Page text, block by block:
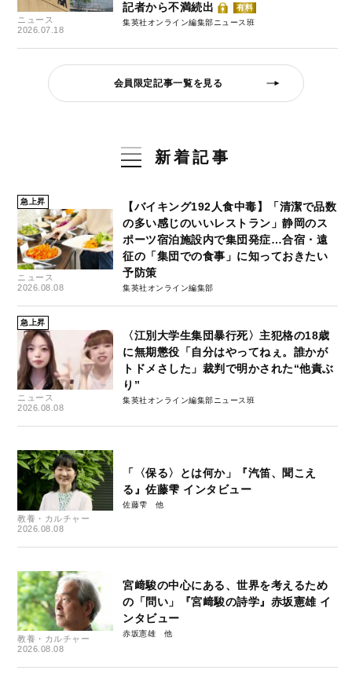
ニュース
2026.07.18
記者から不満続出
有料
集英社オンライン編集部ニュース班
会員限定記事一覧を見る
新着記事
急上昇
ニュース
2026.08.08
【バイキング192人食中毒】「清潔で品数
の多い感じのいいレストラン」静岡のス
ポーツ宿泊施設内で集団発症…合宿・遠
征の「集団での食事」に知っておきたい
予防策
集英社オンライン編集部
急上昇
ニュース
2026.08.08
〈江別大学生集団暴行死〉主犯格の18歳
に無期懲役「自分はやってねぇ。誰かが
トドメさした」裁判で明かされた“他責ぶ
り”
集英社オンライン編集部ニュース班
教養・カルチャー
2026.08.08
「〈保る〉とは何か」『汽笛、聞こえ
る』佐藤雫 インタビュー
佐藤雫
教養・カルチャー
2026.08.08
宮﨑駿の中心にある、世界を考えるため
の「問い」『宮﨑駿の詩学』赤坂憲雄 イ
ンタビュー
赤坂憲雄